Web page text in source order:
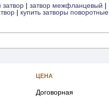
| затвор межфланцевый |
| купить затворы поворотные
ЦЕНА
Договорная